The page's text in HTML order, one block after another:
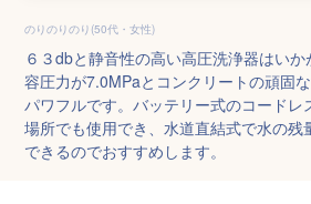
のりのりのり(50代・女性)
６３dbと静音性の高い高圧洗浄器はい
容圧力が7.0MPaとコンクリートの頑固
パワフルです。バッテリー式のコードレ
場所でも使用でき、水道直結式で水の残
できるのでおすすめします。